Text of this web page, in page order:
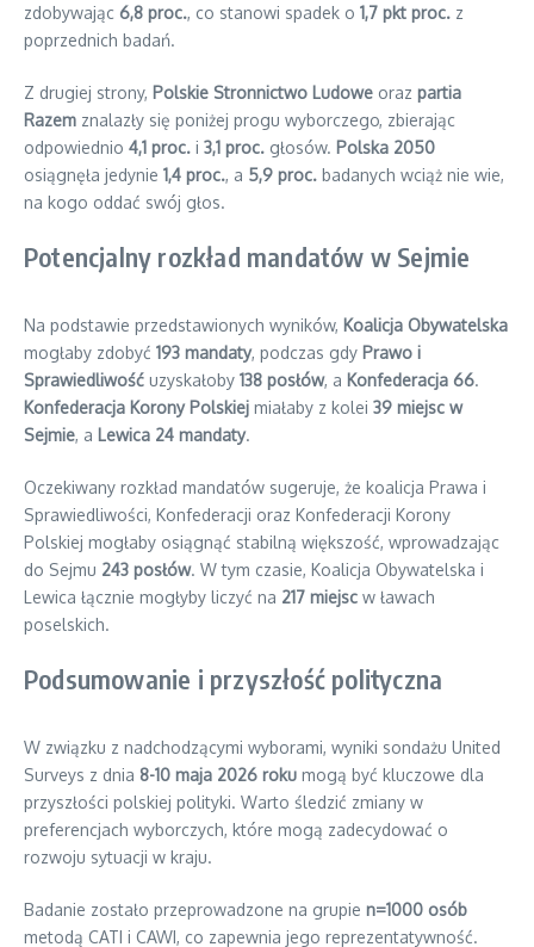
zdobywając 6,8 proc., co stanowi spadek o 1,7 pkt proc. z
poprzednich badań.
Z drugiej strony, Polskie Stronnictwo Ludowe oraz partia
Razem znalazły się poniżej progu wyborczego, zbierając
odpowiednio 4,1 proc. i 3,1 proc. głosów. Polska 2050
osiągnęła jedynie 1,4 proc., a 5,9 proc. badanych wciąż nie wie,
na kogo oddać swój głos.
Potencjalny rozkład mandatów w Sejmie
Na podstawie przedstawionych wyników, Koalicja Obywatelska
mogłaby zdobyć 193 mandaty, podczas gdy Prawo i
Sprawiedliwość uzyskałoby 138 posłów, a Konfederacja 66.
Konfederacja Korony Polskiej miałaby z kolei 39 miejsc w
Sejmie, a Lewica 24 mandaty.
Oczekiwany rozkład mandatów sugeruje, że koalicja Prawa i
Sprawiedliwości, Konfederacji oraz Konfederacji Korony
Polskiej mogłaby osiągnąć stabilną większość, wprowadzając
do Sejmu 243 posłów. W tym czasie, Koalicja Obywatelska i
Lewica łącznie mogłyby liczyć na 217 miejsc w ławach
poselskich.
Podsumowanie i przyszłość polityczna
W związku z nadchodzącymi wyborami, wyniki sondażu United
Surveys z dnia 8-10 maja 2026 roku mogą być kluczowe dla
przyszłości polskiej polityki. Warto śledzić zmiany w
preferencjach wyborczych, które mogą zadecydować o
rozwoju sytuacji w kraju.
Badanie zostało przeprowadzone na grupie n=1000 osób
metodą CATI i CAWI, co zapewnia jego reprezentatywność.